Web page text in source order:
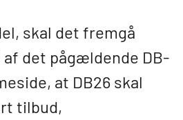
skal det fremgå
det pågældende DB-
at DB26 skal
tilbud,